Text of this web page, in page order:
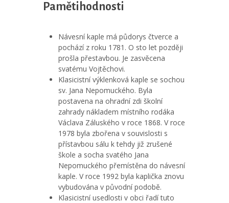
Pamětihodnosti
Návesní kaple má půdorys čtverce a
pochází z roku 1781. O sto let později
prošla přestavbou. Je zasvěcena
svatému Vojtěchovi.
Klasicistní výklenková kaple se sochou
sv. Jana Nepomuckého. Byla
postavena na ohradní zdi školní
zahrady nákladem místního rodáka
Václava Záluského v roce 1868. V roce
1978 byla zbořena v souvislosti s
přístavbou sálu k tehdy již zrušené
škole a socha svatého Jana
Nepomuckého přemístěna do návesní
kaple. V roce 1992 byla kaplička znovu
vybudována v původní podobě.
Klasicistní usedlosti v obci řadí tuto